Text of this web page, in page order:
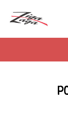
g
Z
g
ad